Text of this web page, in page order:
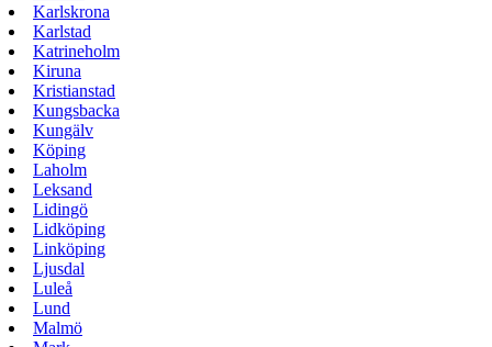
Karlskrona
Karlstad
Katrineholm
Kiruna
Kristianstad
Kungsbacka
Kungälv
Köping
Laholm
Leksand
Lidingö
Lidköping
Linköping
Ljusdal
Luleå
Lund
Malmö